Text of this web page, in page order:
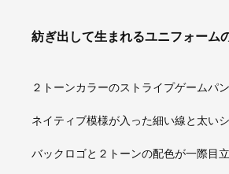
紡ぎ出して生まれるユニフォーム
２トーンカラーのストライプゲームパン
ネイティブ模様が入った細い線と太い
バックロゴと２トーンの配色が一際目